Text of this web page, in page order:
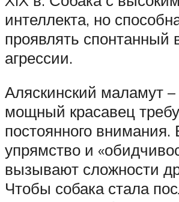
интеллекта, но
проявлять спонтанный
агрессии.
Аляскинский маламут –
мощный красавец
постоянного
упрямство и
вызывают сложности
Чтобы собака стала